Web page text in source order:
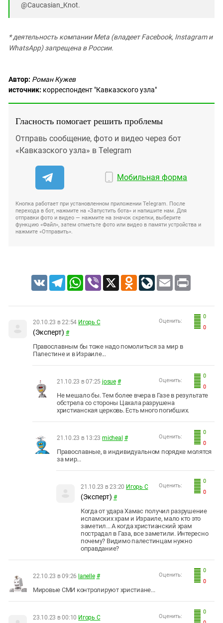
@Caucasian_Knot.
* деятельность компании Meta (владеет Facebook, Instagram и
WhatsApp) запрещена в России.
Автор: Роман Кужев
источник: корреспондент "Кавказского узла"
Гласность помогает решить проблемы
Отправь сообщение, фото и видео через бот
«Кавказского узла» в Telegram
Мобильная форма
Кнопка работает при установленном приложении Telegram. После
перехода в бот, нажмите на «Запустить бота» и напишите нам. Для
отправки фото и видео — нажмите на значок скрепки, выберите
функцию «Файл», затем отметьте фото или видео в памяти устройства и
нажмите «Отправить».
VK TelegramWhatsApp
Viber X Odnoklassniki
LiveJournal
Email Print
0
0
Оценить:
20.10.23 в 22:54 Игорь С
(Эксперт) #
Православным бы тоже надо помолиться за мир в
Палестине и в Израиле...
0
0
Оценить:
21.10.23 в 07:25 josue #
Не мешало бы. Тем более вчера в Газе в результате
обстрела со стороны Цахала разрушена
христианская церковь. Есть много погибших.
0
0
Оценить:
21.10.23 в 13:23 micheal #
Православные, в индивидуальном порядке молятся
за мир...
0
0
Оценить:
21.10.23 в 23:20 Игорь С
(Эксперт) #
Когда от удара Хамас получил разрушение
исламских храм и Израиле, мало кто это
заметил... А когда христианский храм
пострадал в Газа, все заметили. Интересно
почему? Видимо палестинцам нужно
оправдание?
0
0
Оценить:
22.10.23 в 09:26 lanelle #
Мировые СМИ контролируют христиане...
0
Оценить:
23.10.23 в 00:10 Игорь С